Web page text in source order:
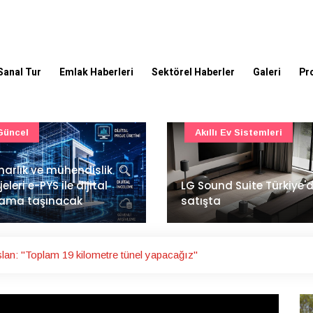
Tur Emlak Haberleri Sektörel Haberler Galeri
Suite Türkiye'de
Ev Sistemleri
İstanbul Havalimanı'nın
ana pistinde sona doğru
Ulaşım
''Toplam 19 kilometre tünel yapacağız''